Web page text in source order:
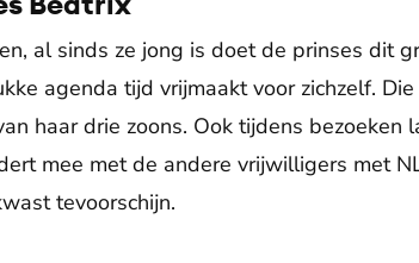
al sinds ze jong is doet de prinses dit
agenda tijd vrijmaakt voor zichzelf.
haar drie zoons. Ook tijdens
mee met de andere vrijwilligers met
tevoorschijn.